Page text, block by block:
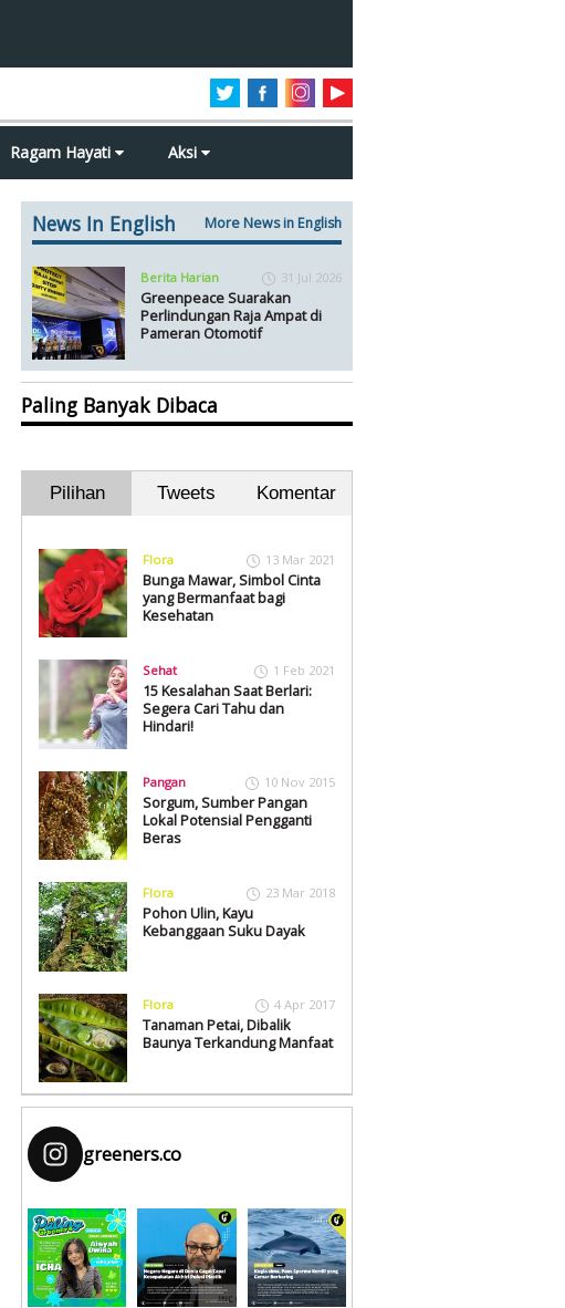
Ragam Hayati Aksi
News In English More News in English
Berita Harian 31 Jul 2026
Greenpeace Suarakan
Perlindungan Raja Ampat di
Pameran Otomotif
Paling Banyak Dibaca
Pilihan Tweets Komentar
Flora 13 Mar 2021
Bunga Mawar, Simbol Cinta
yang Bermanfaat bagi
Kesehatan
Sehat 1 Feb 2021
15 Kesalahan Saat Berlari:
Segera Cari Tahu dan
Hindari!
Pangan 10 Nov 2015
Sorgum, Sumber Pangan
Lokal Potensial Pengganti
Beras
Flora 23 Mar 2018
Pohon Ulin, Kayu
Kebanggaan Suku Dayak
Flora 4 Apr 2017
Tanaman Petai, Dibalik
Baunya Terkandung Manfaat
greeners.co